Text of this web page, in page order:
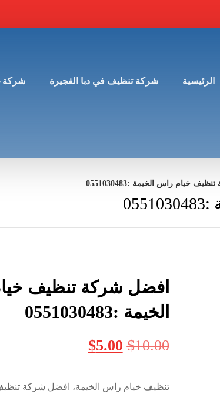
الرئيسية شركة تنظيف في دبا الفجيرة شركة
خيام راس الخيمة :0551030483
افضل شركة تنظيف
الخيمة :0551030483
$10.00
$5.00
تنظيف خيام راس الخيمة، افضل شركة